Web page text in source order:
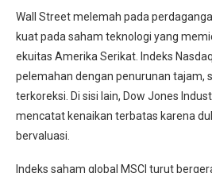
Wall Street melemah pada
kuat pada saham teknologi yang
ekuitas Amerika Serikat. Indeks
pelemahan dengan penurunan tajam,
terkoreksi. Di sisi lain, Dow Jones
mencatat kenaikan terbatas karena
bervaluasi.
Indeks saham global MSCI turut